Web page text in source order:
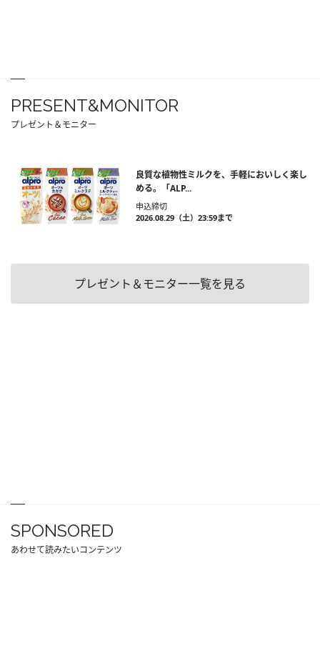
PRESENT&MONITOR
プレゼント＆モニター
良質な植物性ミルクを、手軽においしく楽し
める。「ALP...
申込締切
2026.08.29（土）23:59まで
プレゼント＆モニター一覧を見る
SPONSORED
あわせて読みたいコンテンツ